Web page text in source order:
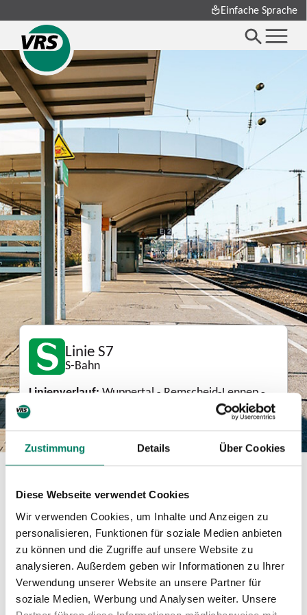
Zustimmung Details Über Cookies
Diese Webseite verwendet Cookies
Wir verwenden Cookies, um Inhalte und Anzeigen zu
personalisieren, Funktionen für soziale Medien anbieten
zu können und die Zugriffe auf unsere Website zu
analysieren. Außerdem geben wir Informationen zu Ihrer
Verwendung unserer Website an unsere Partner für
soziale Medien, Werbung und Analysen weiter. Unsere
Einfache Sprache
Linie S7
S-Bahn
Linienverlauf: Wuppertal - Remscheid-Lennep -
Solingen
Download
PDF244 KIB
Mini-Fahrplan
Betreiber
Transdev Rhein-Ruhr GmbH